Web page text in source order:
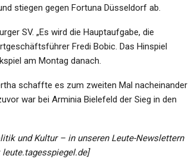
stiegen gegen Fortuna Düsseldorf ab.
SV. „Es wird die Hauptaufgabe, die
Fredi Bobic. Das Hinspiel
am Montag danach.
schaffte es zum zweiten Mal nacheinander
war bei Arminia Bielefeld der Sieg in den
und Kultur – in unseren Leute-Newslettern
Admin May 11, 2022
SPORT
Admin